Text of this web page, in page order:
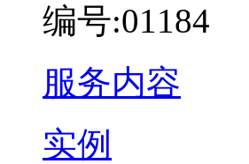
编号:01184
服务内容
实例